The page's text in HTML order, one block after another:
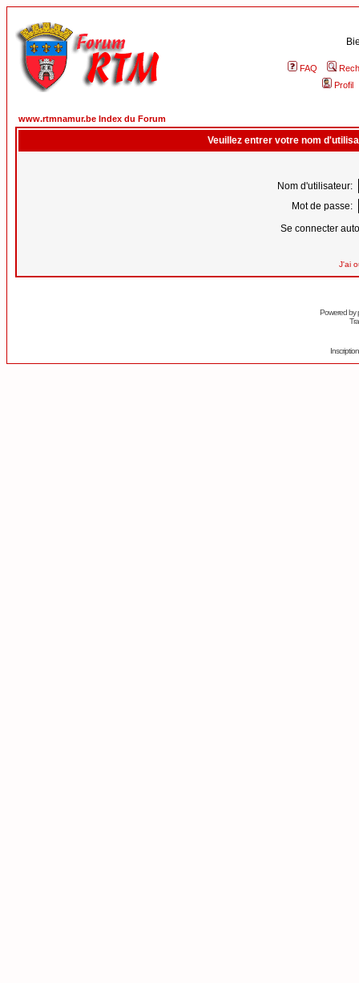
FAQ
Profil
www.rtmnamur.be Index du Forum
Veuillez entrer votre nom
Nom d'utilisateur:
Mot de passe:
Se connecter
J'ai
Powered by